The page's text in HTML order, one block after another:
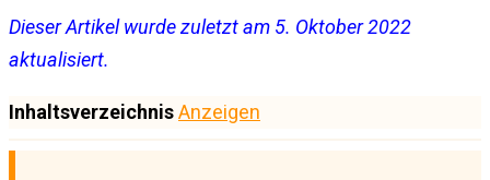
Dieser Artikel wurde zuletzt am 5. Oktober 2022
aktualisiert.
InhaltsverzeichnisAnzeigen